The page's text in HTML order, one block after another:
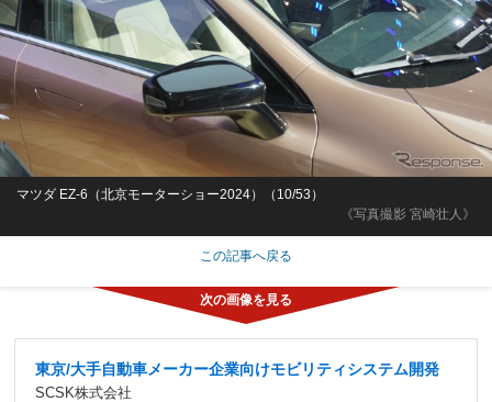
《写真撮影 宮崎壮人》
マツダ EZ-6（北京モーターショー2024）（10/53）
この記事へ戻る
東京/大手自動車メーカー企業向けモビリティシステム開発
SCSK株式会社